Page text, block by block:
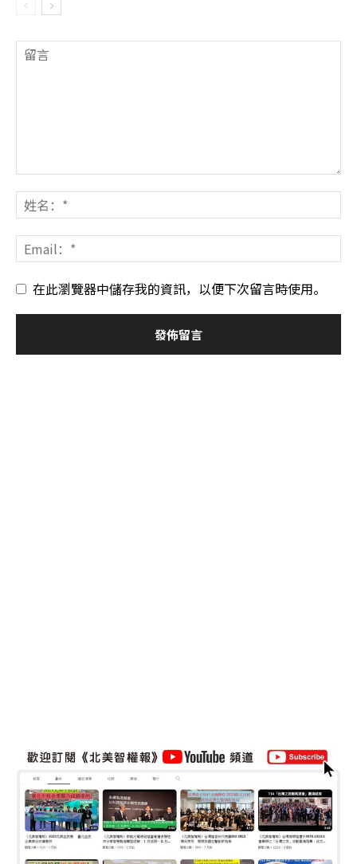
在此瀏覽器中儲存我的資訊，以便下次留言時使用。